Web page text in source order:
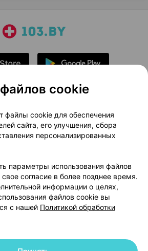
Новости проекта
Медицинский маркетинг
договор
Доставка
Вакансии
Партнеры
руководителю 103.by
в поддержку
настройки Cookie
cookie
файлы cookie для обеспечения
сайта, его улучшения, сбора
персонализированных
параметры использования файлов
согласие в более позднее время.
информации о целях,
файлов cookie вы
с нашей Политикой обработки